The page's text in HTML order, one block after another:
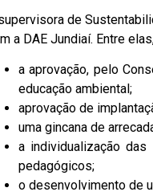
de
a DAE Jundiaí. Entre
a aprovação, pelo
educação ambiental;
aprovação de
uma gincana de
a individualização
pedagógicos;
o desenvolvimento de